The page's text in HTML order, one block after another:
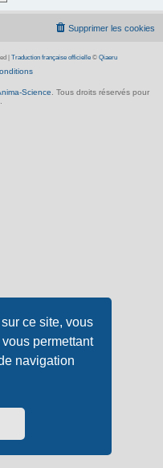
ce site, vous
permettant
navigation
Supprimer les cookies
Traduction française officielle© Qiaeru
Science . Tous droits réservés pour